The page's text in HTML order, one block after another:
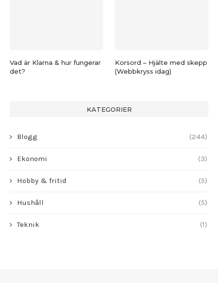
Vad är Klarna & hur fungerar
det?
Korsord – Hjälte med skepp
(Webbkryss idag)
KATEGORIER
Blogg (244)
Ekonomi (3)
Hobby & fritid (5)
Hushåll (5)
Teknik (1)